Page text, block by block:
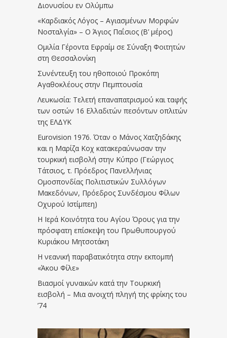
Διονυσίου εν Ολύμπω
«Καρδιακός Λόγος – Αγιασμένων Μορφών
Νοσταλγία» – Ο Άγιος Παΐσιος (Β’ μέρος)
Ομιλία Γέροντα Εφραίμ σε Σύναξη Φοιτητών
στη Θεσσαλονίκη
Συνέντευξη του ηθοποιού Προκόπη
Αγαθοκλέους στην Πεμπτουσία
Λευκωσία: Τελετή επαναπατρισμού και ταφής
των οστών 16 Ελλαδιτών πεσόντων οπλιτών
της ΕΛΔΥΚ
Eurovision 1976. Όταν ο Μάνος Χατζηδάκης
και η Μαρίζα Κοχ κατακεραύνωσαν την
τουρκική εισβολή στην Κύπρο (Γεώργιος
Τάτσιος, τ. Πρόεδρος Πανελλήνιας
Ομοσπονδίας Πολιτιστικών Συλλόγων
Μακεδόνων, Πρόεδρος Συνδέσμου Φίλων
Οχυρού Ιστίμπεη)
Η Ιερά Κοινότητα του Αγίου Όρους για την
πρόσφατη επίσκεψη του Πρωθυπουργού
Κυριάκου Μητσοτάκη
Η νεανική παραβατικότητα στην εκπομπή
«Άκου Φίλε»
Βιασμοί γυναικών κατά την Τουρκική
εισβολή – Μια ανοιχτή πληγή της φρίκης του
’74